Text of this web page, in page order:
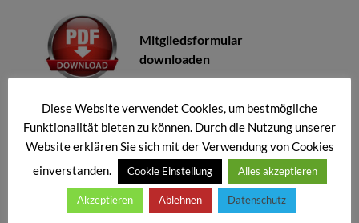
Mitgliedsformular
downloaden
BLOG-BENUTZER
Passwort vergessen?
Registrieren
Diese Website verwendet Cookies, um bestmögliche
Funktionalität bieten zu können. Durch die Nutzung unserer
Website erklären Sie sich mit der Verwendung von Cookies
einverstanden.
Cookie Einstellung Alles akzeptieren
Akzeptieren Ablehnen Datenschutz